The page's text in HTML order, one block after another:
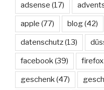
adsense (17)
apple (77) blog(42)
datenschutz(13)
facebook(39) firefox
geschenk(47)